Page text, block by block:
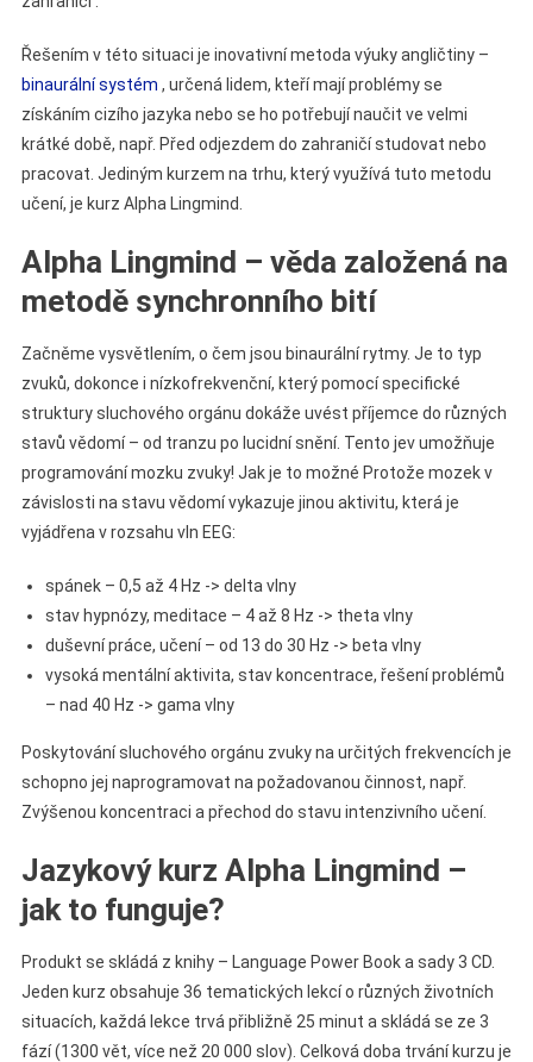
Řešením v této situaci je inovativní metoda výuky angličtiny –
binaurální systém , určená lidem, kteří mají problémy se
získáním cizího jazyka nebo se ho potřebují naučit ve velmi
krátké době, např. Před odjezdem do zahraničí studovat nebo
pracovat. Jediným kurzem na trhu, který využívá tuto metodu
učení, je kurz Alpha Lingmind.
Alpha Lingmind – věda založená na
metodě synchronního bití
Začněme vysvětlením, o čem jsou binaurální rytmy. Je to typ
zvuků, dokonce i nízkofrekvenční, který pomocí specifické
struktury sluchového orgánu dokáže uvést příjemce do různých
stavů vědomí – od tranzu po lucidní snění. Tento jev umožňuje
programování mozku zvuky! Jak je to možné Protože mozek v
závislosti na stavu vědomí vykazuje jinou aktivitu, která je
vyjádřena v rozsahu vln EEG:
spánek – 0,5 až 4 Hz -> delta vlny
stav hypnózy, meditace – 4 až 8 Hz -> theta vlny
duševní práce, učení – od 13 do 30 Hz -> beta vlny
vysoká mentální aktivita, stav koncentrace, řešení problémů
– nad 40 Hz -> gama vlny
Poskytování sluchového orgánu zvuky na určitých frekvencích je
schopno jej naprogramovat na požadovanou činnost, např.
Zvýšenou koncentraci a přechod do stavu intenzivního učení.
Jazykový kurz Alpha Lingmind –
jak to funguje?
Produkt se skládá z knihy – Language Power Book a sady 3 CD.
Jeden kurz obsahuje 36 tematických lekcí o různých životních
situacích, každá lekce trvá přibližně 25 minut a skládá se ze 3
fází (1300 vět, více než 20 000 slov). Celková doba trvání kurzu je